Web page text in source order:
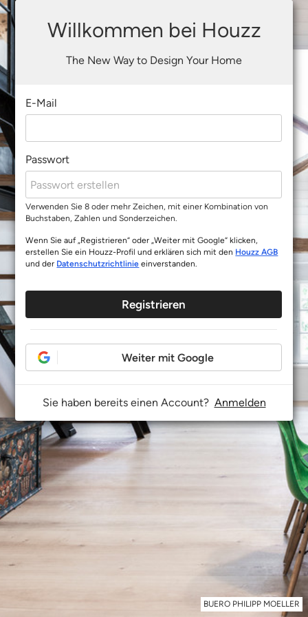
BUERO PHILIPP MOELLER
Willkommen bei Houzz
The New Way to Design Your Home
E-Mail
Passwort
Verwenden Sie 8 oder mehr Zeichen, mit einer Kombination von
Buchstaben, Zahlen und Sonderzeichen.
Wenn Sie auf „Registrieren“ oder „Weiter mit Google“ klicken,
erstellen Sie ein Houzz-Profil und erklären sich mit den Houzz AGB
und der Datenschutzrichtlinie einverstanden.
Registrieren
Weiter mit Google
Sie haben bereits einen Account? Anmelden